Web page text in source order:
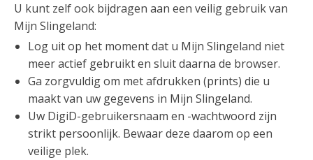
U kunt zelf ook bijdragen aan een veilig gebruik van
Mijn Slingeland:
Log uit op het moment dat u Mijn Slingeland niet
meer actief gebruikt en sluit daarna de browser.
Ga zorgvuldig om met afdrukken (prints) die u
maakt van uw gegevens in Mijn Slingeland.
Uw DigiD-gebruikersnaam en -wachtwoord zijn
strikt persoonlijk. Bewaar deze daarom op een
veilige plek.